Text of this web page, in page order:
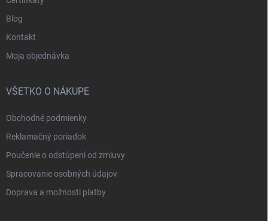
Blog
Kontakt
Moja objednávka
VŠETKO O NÁKUPE
Obchodné podmienky
Reklamačný poriadok
Poučenie o odstúpení od zmluvy
Spracovanie osobných údajov
Doprava a možnosti platby